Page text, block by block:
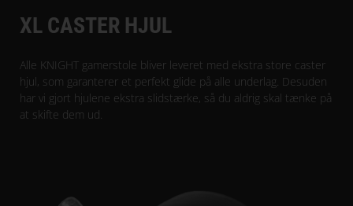
XL CASTER HJUL
Alle KNIGHT gamerstole bliver leveret med ekstra store caster
hjul, som garanterer et perfekt glide på alle underlag. Desuden
har vi gjort hjulene ekstra slidstærke, så du aldrig skal tænke på
at skifte dem ud.